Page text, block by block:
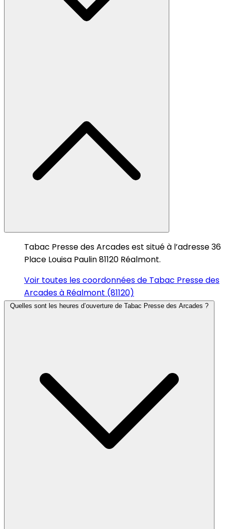
Tabac Presse des Arcades est situé à l’adresse 36
Place Louisa Paulin 81120 Réalmont.
Voir toutes les coordonnées de Tabac Presse des
Arcades à Réalmont (81120)
Quelles sont les heures d’ouverture de Tabac Presse des Arcades ?